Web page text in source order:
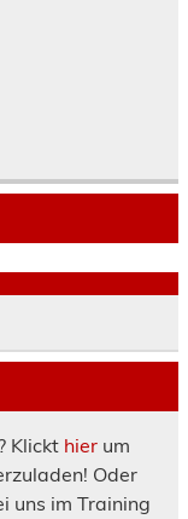
Klickt hierum
Oder
uns im Training